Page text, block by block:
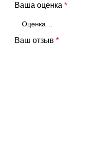
Ваша оценка *
Ваш отзыв *